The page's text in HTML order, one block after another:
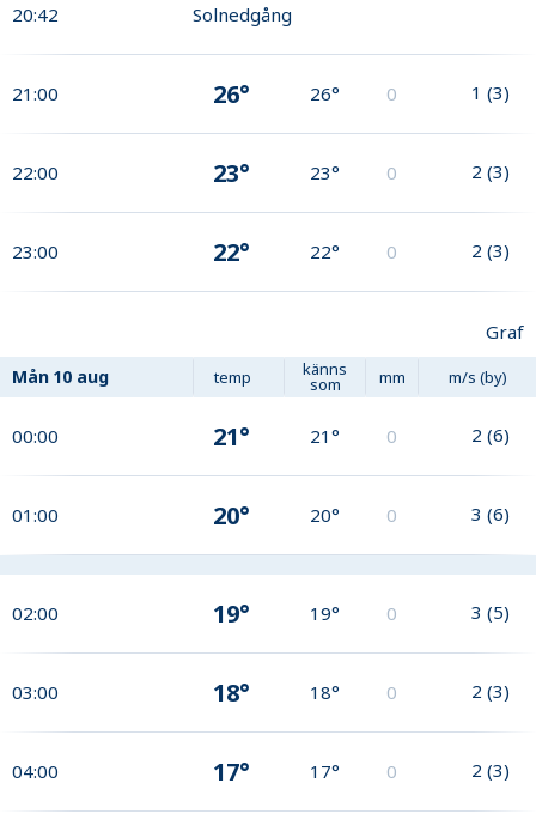
20:42 Solnedgång
21:00 26° 26° 0 1 (3)
22:00 23° 23° 0 2 (3)
23:00 22° 22° 0 2 (3)
Graf
Mån 10 aug temp känns
som mm m/s (by)
00:00 21° 21° 0 2 (6)
01:00 20° 20° 0 3 (6)
02:00 19° 19° 0 3 (5)
03:00 18° 18° 0 2 (3)
04:00 17° 17° 0 2 (3)